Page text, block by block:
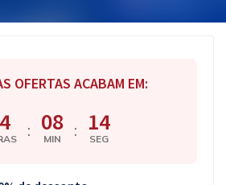
OFERTAS ACABAM EM:
: 08
MIN : 13
SEG